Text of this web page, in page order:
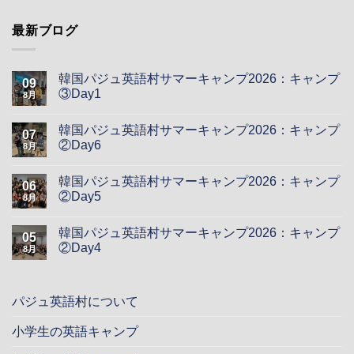
最新ブログ
09
8月
韓国パジュ英語村サマーキャンプ2026：キャンプ
③Day1
07
8月
韓国パジュ英語村サマーキャンプ2026：キャンプ
②Day6
06
8月
韓国パジュ英語村サマーキャンプ2026：キャンプ
②Day5
05
8月
韓国パジュ英語村サマーキャンプ2026：キャンプ
②Day4
パジュ英語村について
小学生の英語キャンプ